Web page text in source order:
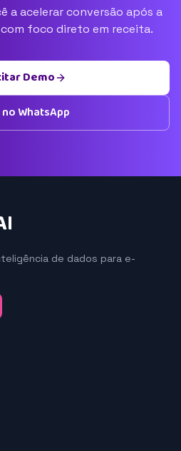
a acelerar conversão após a
foco direto em receita.
Demo
WhatsApp
de dados para e-